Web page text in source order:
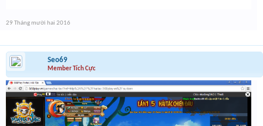
29 Tháng mười hai 2016
Seo69
Member Tích Cực